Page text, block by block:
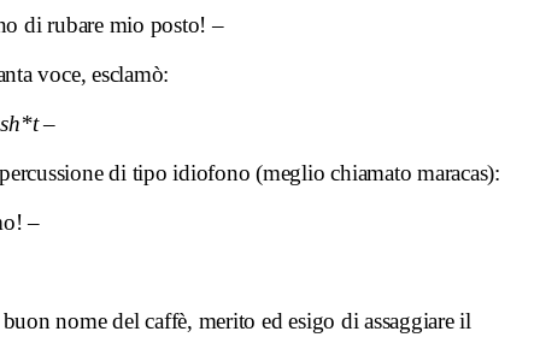
di rubare mio posto! –
voce, esclamò:
–
di tipo idiofono (meglio chiamato maracas):
–
nome del caffè, merito ed esigo di assaggiare il